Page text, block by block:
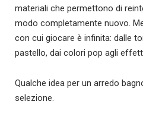
materiali che permettono di
modo completamente nuovo.
con cui giocare è infinita: dalle
pastello, dai colori pop agli
Qualche idea per un arredo
selezione.